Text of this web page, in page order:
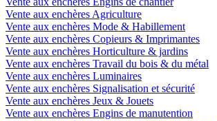
Vente aux enchères Agriculture
Vente aux enchères Mode & Habillement
Vente aux enchères Copieurs & Imprimantes
Vente aux enchères Horticulture & jardins
Vente aux enchères Travail du bois & du métal
Vente aux enchères Luminaires
Vente aux enchères Signalisation et sécurité
Vente aux enchères Jeux & Jouets
Vente aux enchères Engins de manutention